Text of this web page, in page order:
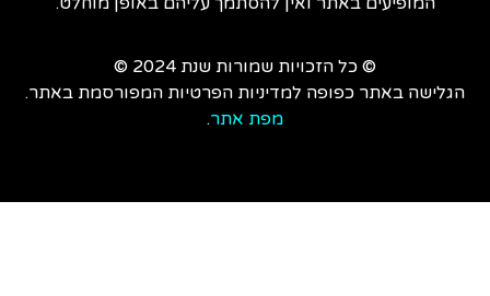
© כל הזכויות שמורות שנת 2024 ©
הגלישה באתר כפופה למדיניות הפרטיות המפורסמת באתר.
מפת אתר.